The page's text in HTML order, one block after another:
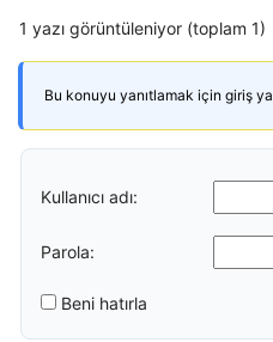
1 yazı görüntüleniyor (toplam 1)
Bu konuyu yanıtlamak için giriş
Kullanıcı adı:
Parola:
Beni hatırla